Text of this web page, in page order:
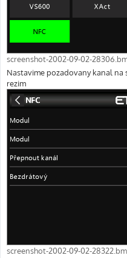
screenshot-2002-09-02-
Nastavime pozadovany kanal
rezim
screenshot-2002-09-02-